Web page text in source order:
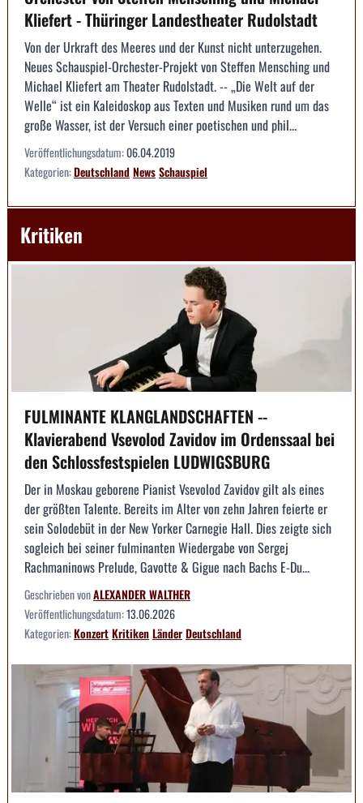
Kliefert - Thüringer Landestheater Rudolstadt
Von der Urkraft des Meeres und der Kunst nicht unterzugehen.
Neues Schauspiel-Orchester-Projekt von Steffen Mensching und
Michael Kliefert am Theater Rudolstadt. -- „Die Welt auf der
Welle“ ist ein Kaleidoskop aus Texten und Musiken rund um das
große Wasser, ist der Versuch einer poetischen und phil...
Veröffentlichungsdatum:06.04.2019
Kategorien:DeutschlandNewsSchauspiel
Kritiken
FULMINANTE KLANGLANDSCHAFTEN --
Klavierabend Vsevolod Zavidov im Ordenssaal bei
den Schlossfestspielen LUDWIGSBURG
Der in Moskau geborene Pianist Vsevolod Zavidov gilt als eines
der größten Talente. Bereits im Alter von zehn Jahren feierte er
sein Solodebüt in der New Yorker Carnegie Hall. Dies zeigte sich
sogleich bei seiner fulminanten Wiedergabe von Sergej
Rachmaninows Prelude, Gavotte & Gigue nach Bachs E-Du...
Geschrieben vonALEXANDER WALTHER
Veröffentlichungsdatum:13.06.2026
Kategorien:KonzertKritikenLänderDeutschland